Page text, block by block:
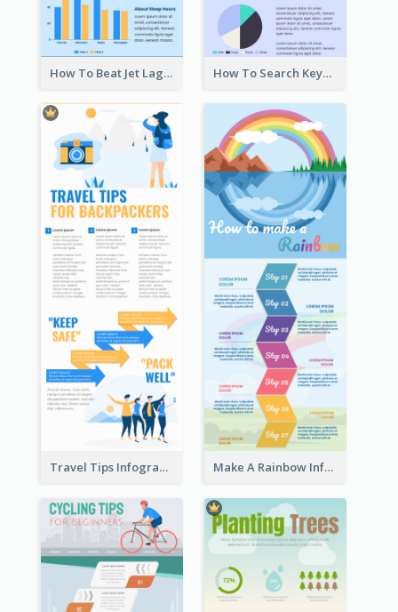
How To Beat Jet Lag Infographic How To Search Keywords Infographic
Travel Tips Infographic Make A Rainbow Infographic